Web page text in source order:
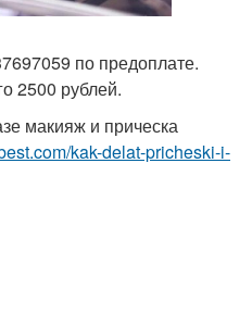
по предоплате.
2500 рублей.
макияж и прическа
kak-delat-pricheski-i-